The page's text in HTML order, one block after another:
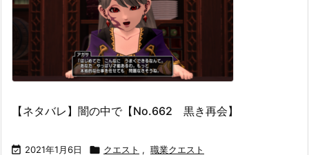
【ネタバレ】闇の中で【No.662 黒き再会】
 2021年1月6日  クエスト , 職業クエスト